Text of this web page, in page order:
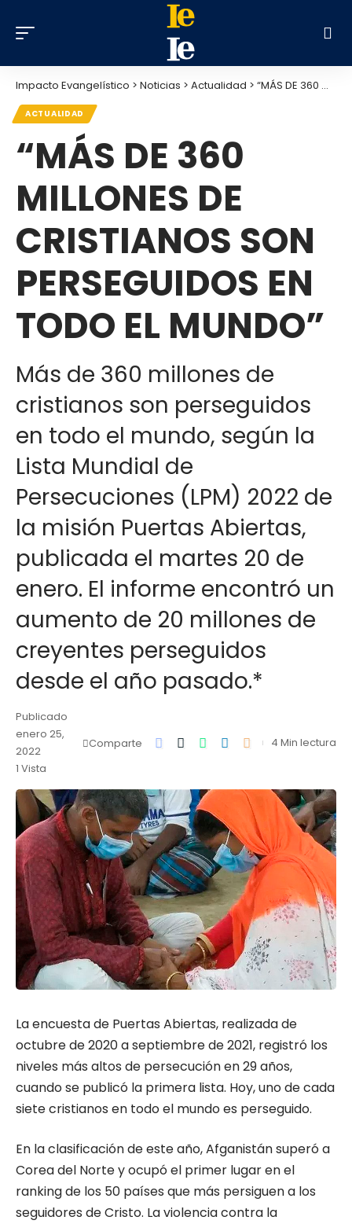
Impacto Evangelístico > Noticias > Actualidad > “MÁS DE 360 ​​MILLONES DE CRISTIANOS SON PERSEGUIDOS EN TODO EL MUNDO”
ACTUALIDAD
“MÁS DE 360 ​​
MILLONES DE
CRISTIANOS SON
PERSEGUIDOS EN
TODO EL MUNDO”
Más de 360 ​​millones de
cristianos son perseguidos
en todo el mundo, según la
Lista Mundial de
Persecuciones (LPM) 2022 de
la misión Puertas Abiertas,
publicada el martes 20 de
enero. El informe encontró un
aumento de 20 millones de
creyentes perseguidos
desde el año pasado.*
Publicado
enero 25,
2022
1 Vista
Comparte 4 Min lectura
La encuesta de Puertas Abiertas, realizada de
octubre de 2020 a septiembre de 2021, registró los
niveles más altos de persecución en 29 años,
cuando se publicó la primera lista. Hoy, uno de cada
siete cristianos en todo el mundo es perseguido.
En la clasificación de este año, Afganistán superó a
Corea del Norte y ocupó el primer lugar en el
ranking de los 50 países que más persiguen a los
seguidores de Cristo. La violencia contra la